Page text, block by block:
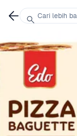
Cari lebih